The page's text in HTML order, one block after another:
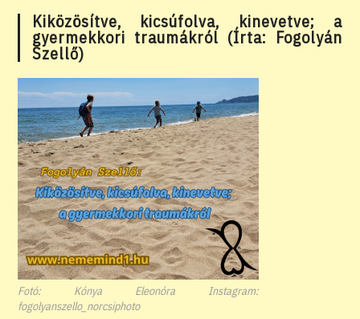
Kiközösítve, kicsúfolva, kinevetve; a
gyermekkori traumákról (Írta: Fogolyán
Szellő)
Fotó: Kónya Eleonóra Instagram:
fogolyanszello_norcsiphoto